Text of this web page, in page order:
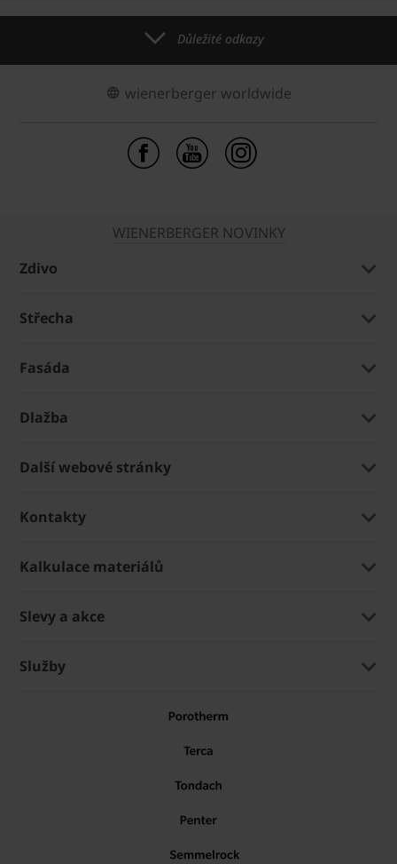
Důležité odkazy
wienerberger worldwide
WIENERBERGER NOVINKY
Zdivo
Střecha
Fasáda
Dlažba
Další webové stránky
Kontakty
Kalkulace materiálů
Slevy a akce
Služby